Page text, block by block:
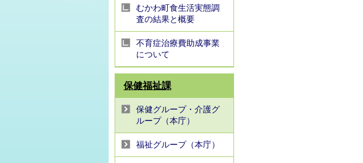
むかわ町食生活実態調
査の結果と概要
不育症治療費助成事業
について
保健福祉課
保健グループ・介護グ
ループ（本庁）
福祉グループ（本庁）